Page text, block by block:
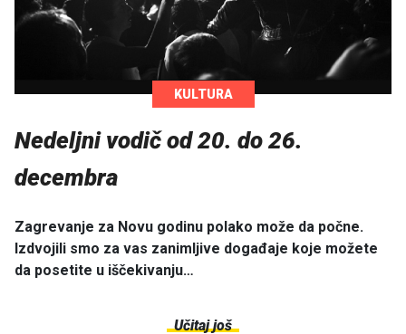
KULTURA
Nedeljni vodič od 20. do 26.
decembra
Zagrevanje za Novu godinu polako može da počne.
Izdvojili smo za vas zanimljive događaje koje možete
da posetite u iščekivanju…
Učitaj još